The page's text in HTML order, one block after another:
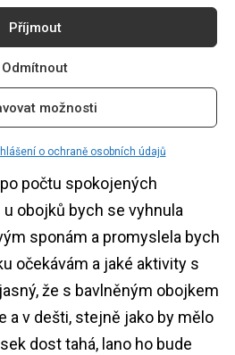
Příjmout
Odmítnout
možnosti
o ochraně osobních údajů
vymyslela a zatím to má
přečetla nejdřív nějaké
počtu spokojených
obojků bych se vyhnula
sponám a promyslela bych
očekávám a jaké aktivity s
že s bavlněným obojkem
a v dešti, stejně jako by mělo
dost tahá, lano ho bude